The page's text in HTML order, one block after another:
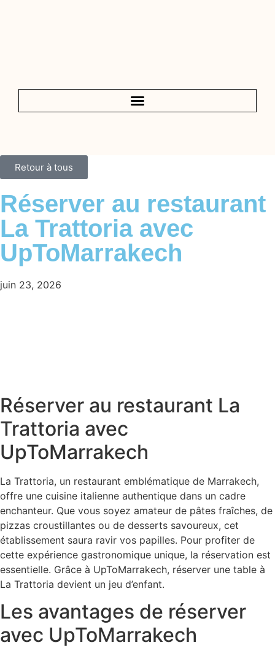
Retour à tous
Réserver au restaurant
La Trattoria avec
UpToMarrakech
juin 23, 2026
Réserver au restaurant La
Trattoria avec
UpToMarrakech
La Trattoria, un restaurant emblématique de Marrakech,
offre une cuisine italienne authentique dans un cadre
enchanteur. Que vous soyez amateur de pâtes fraîches, de
pizzas croustillantes ou de desserts savoureux, cet
établissement saura ravir vos papilles. Pour profiter de
cette expérience gastronomique unique, la réservation est
essentielle. Grâce à UpToMarrakech, réserver une table à
La Trattoria devient un jeu d’enfant.
Les avantages de réserver
avec UpToMarrakech